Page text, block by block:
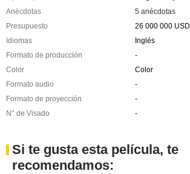
Anécdotas
5 anécdotas
Presupuesto
26 000 000 USD
Idiomas
Inglés
Formato de producción
-
Color
Color
Formato audio
-
Formato de proyección
-
N° de Visado
-
Si te gusta esta película, te
recomendamos: